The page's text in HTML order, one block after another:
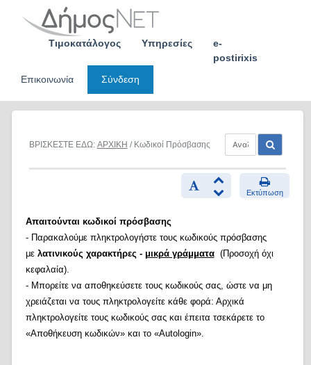
Τιμοκατάλογος Υπηρεσίες
e-
postirixis
Επικοινωνία
Σύνδεση
ΒΡΙΣΚΕΣΤΕ ΕΔΩ: ΑΡΧΙΚΗ / Κωδικοί Πρόσβασης
Εκτύπωση
Απαιτούνται κωδικοί πρόσβασης
- Παρακαλούμε πληκτρολογήστε τους κωδικούς πρόσβασης
με λατινικούς χαρακτήρες - μικρά γράμματα(Προσοχή όχι
κεφαλαία).
- Μπορείτε να αποθηκεύσετε τους κωδικούς σας, ώστε να μη
χρειάζεται να τους πληκτρολογείτε κάθε φορά: Αρχικά
πληκτρολογείτε τους κωδικούς σας και έπειτα τσεκάρετε το
«Αποθήκευση κωδικών» και το «Autologin».